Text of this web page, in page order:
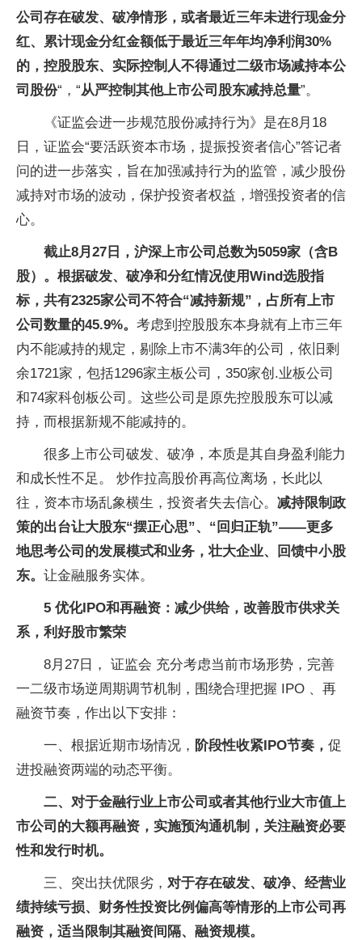
公司存在破发、破净情形，或者最近三年未进行现金分
红、累计现金分红金额低于最近三年年均净利润30%
的， 控股股东、实际控制人不得通过二级市场减持本公
司股份“，“从严控制其他上市公司股东减持总量”。
《证监会进一步规范股份减持行为》是在8月18
日，证监会“要活跃资本市场，提振投资者信心”答记者
问的进一步落实，旨在加强减持行为的监管，减少股份
减持对市场的波动，保护投资者权益，增强投资者的信
心。
截止8月27日，沪深上市公司总数为5059家（含B
股）。根据破发、破净和分红情况使用Wind选股指
标，共有2325家公司不符合“减持新规”，占所有上市
公司数量的45.9%。 考虑到控股股东本身就有上市三年
内不能减持的规定，剔除上市不满3年的公司，依旧剩
余1721家，包括1296家主板公司，350家创.业板公司
和74家科创板公司。这些公司是原先控股股东可以减
持，而根据新规不能减持的。
很多上市公司破发、破净，本质是其自身盈利能力
和成长性不足。 炒作拉高股价再高位离场，长此以
往，资本市场乱象横生，投资者失去信心。 减持限制政
策的出台让大股东“摆正心思”、“回归正轨”——更多
地思考公司的发展模式和业务，壮大企业、回馈中小股
东。 让金融服务实体。
5 优化IPO和再融资：减少供给，改善股市供求关
系，利好股市繁荣
8月27日， 证监会 充分考虑当前市场形势，完善
一二级市场逆周期调节机制，围绕合理把握 IPO 、再
融资节奏，作出以下安排：
一、根据近期市场情况， 阶段性收紧IPO节奏， 促
进投融资两端的动态平衡。
二、对于金融行业上市公司或者其他行业大市值上
市公司的大额再融资，实施预沟通机制，关注融资必要
性和发行时机。
三、突出扶优限劣， 对于存在破发、破净、经营业
绩持续亏损、财务性投资比例偏高等情形的上市公司再
融资，适当限制其融资间隔、 融资规模。